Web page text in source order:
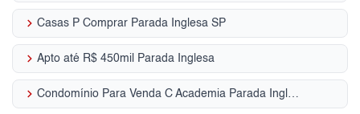
keyboard_arrow_right Casas P Comprar Parada Inglesa SP
keyboard_arrow_right Apto até R$ 450mil Parada Inglesa
keyboard_arrow_right Condomínio Para Venda C Academia Parada Inglesa - SP